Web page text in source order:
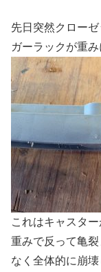
先日突然クロー
ガーラックが重
これはキャスタ
重みで反って亀
なく全体的に崩壊